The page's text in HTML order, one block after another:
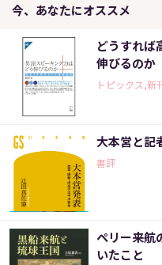
今、あなたにオススメ
どうすれば
伸びるのか
トピックス,新
大本営と記
書評
ペリー来航
いたこと